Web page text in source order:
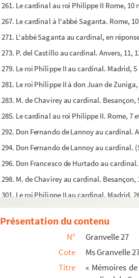
261. Le cardinal au roi Philippe II Rome, 10
267. Le cardinal à l'abbé Saganta. Rome,
271. L'abbé Saganta au cardinal, en
273. P. del Castillo au cardinal. Anvers, 11,
279. Le roi Philippe II au cardinal. Madrid, 5
281. Le roi Philippe II à don Juan de
283. M. de Chavirey au cardinal. Besançon,
285. Le cardinal au roi Philippe II. Rome, 7
292. Don Fernando de Lannoy au cardinal.
294. Don Fernando de Lannoy au cardinal.
296. Don Francesco de Hurtado au
298. M. de Chavirey au cardinal. Besançon,
301. Le roi Philippe II au cardinal. Madrid,
305. Bonnet Jacquemet au cardinal. Salins,
307. M. de Chavirey au cardinal. Salins, 30
311. Bonnet Jacquemet au cardinal.
Présentation du contenu
N°
Granvelle 27
Cote
Ms Granvelle
Titre
« Mémoires